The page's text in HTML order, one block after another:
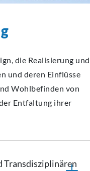
die Realisierung und
und deren Einflüsse
Wohlbefinden von
Entfaltung ihrer
Transdisziplinären